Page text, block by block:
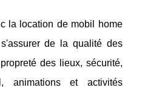
la location de mobil home
de la qualité des
des lieux, sécurité,
animations et activités